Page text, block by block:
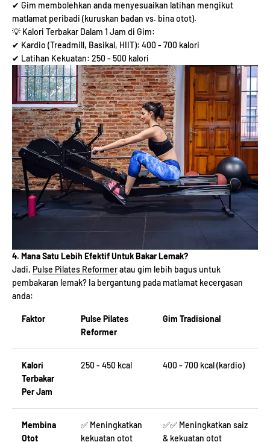
✔ Gim membolehkan anda menyesuaikan latihan mengikut
matlamat peribadi (kuruskan badan vs. bina otot).
💡 Kalori Terbakar Dalam 1 Jam di Gim:
✔ Kardio (Treadmill, Basikal, HIIT): 400 - 700 kalori
✔ Latihan Kekuatan: 250 - 500 kalori
4. Mana Satu Lebih Efektif Untuk Bakar Lemak?
Jadi, Pulse Pilates Reformeratau gim lebih bagus untuk
pembakaran lemak? Ia bergantung pada matlamat kecergasan
anda:
Faktor
Pulse Pilates
Reformer
Gim Tradisional
Kalori
Terbakar
Per Jam
250 - 450 kcal 400 - 700 kcal (kardio)
Membina
Otot
✅ Meningkatkan
kekuatan otot
✅✅ Meningkatkan saiz
& kekuatan otot